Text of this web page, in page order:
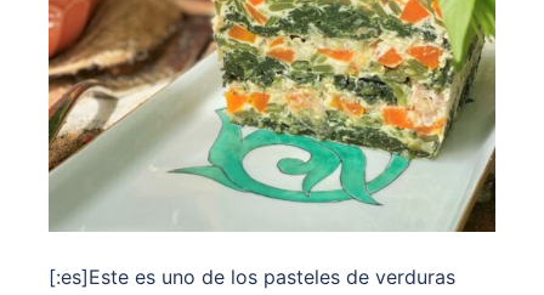
[:es]Este es uno de los pasteles de verduras